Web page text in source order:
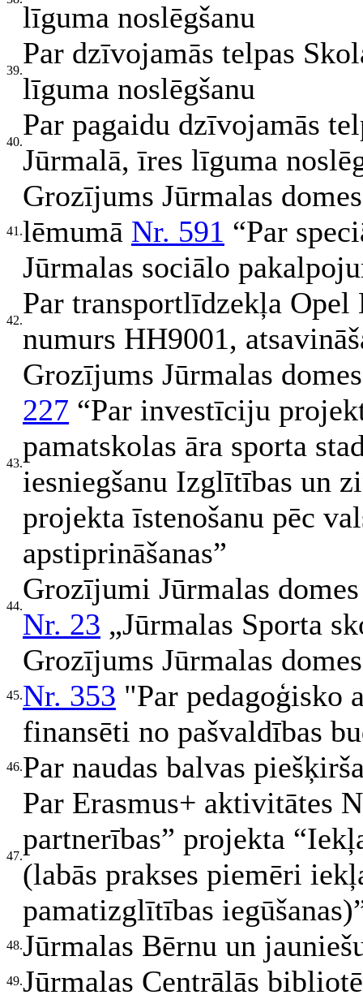
līguma noslēgšanu
39.
Par dzīvojamās telpas
līguma noslēgšanu
40.
Par pagaidu dzīvojamās
Jūrmalā, īres līguma
41.
Grozījums Jūrmalas
lēmumā Nr. 591 “Par
Jūrmalas sociālo
42.
Par transportlīdzekļa
numurs HH9001,
43.
Grozījums Jūrmalas
227 “Par investīciju
pamatskolas āra sporta
iesniegšanu Izglītības un
projekta īstenošanu pēc
apstiprināšanas”
44.
Grozījumi Jūrmalas
Nr. 23 „Jūrmalas Sporta
45.
Grozījums Jūrmalas
Nr. 353 "Par pedagoģisko
finansēti no pašvaldības
46.Par naudas balvas
47.
Par Erasmus+ aktivitātes
partnerības” projekta
(labās prakses piemēri
pamatizglītības
48.Jūrmalas Bērnu un
49.Jūrmalas Centrālās